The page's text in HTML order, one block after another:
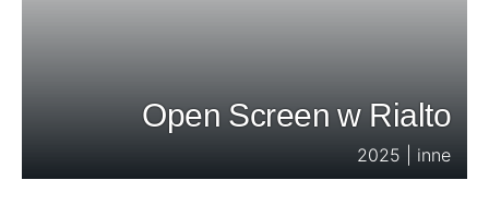
Open Screen w Rialto
2025 | inne